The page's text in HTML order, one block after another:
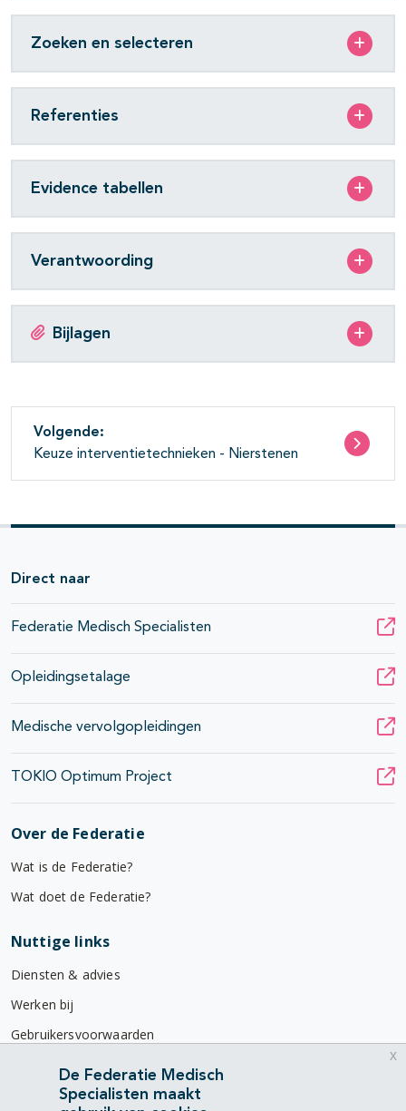
Zoeken en selecteren
Referenties
Evidence tabellen
Verantwoording
Bijlagen
Volgende:
Keuze interventietechnieken - Nierstenen
Direct naar
Federatie Medisch Specialisten
Opleidingsetalage
Medische vervolgopleidingen
TOKIO Optimum Project
Over de Federatie
Wat is de Federatie?
Wat doet de Federatie?
Nuttige links
Diensten & advies
Werken bij
Gebruikersvoorwaarden
Privacyverklaring
De Federatie Medisch
Specialisten maakt
x